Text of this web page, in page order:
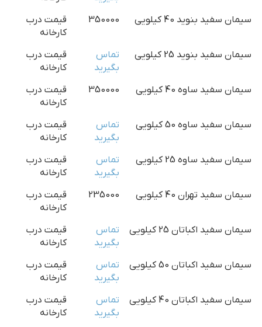
سیمان سفید بنوید 40 کیلویی
350000
قیمت درب
کارخانه
سیمان سفید بنوید 25 کیلویی
تماس
بگیرید
قیمت درب
کارخانه
سیمان سفید ساوه 40 کیلویی
350000
قیمت درب
کارخانه
سیمان سفید ساوه 50 کیلویی
تماس
بگیرید
قیمت درب
کارخانه
سیمان سفید ساوه 25 کیلویی
تماس
بگیرید
قیمت درب
کارخانه
سیمان سفید تهران 40 کیلویی
235000
قیمت درب
کارخانه
سیمان سفید اکباتان 25 کیلویی
تماس
بگیرید
قیمت درب
کارخانه
سیمان سفید اکباتان 50 کیلویی
تماس
بگیرید
قیمت درب
کارخانه
سیمان سفید اکباتان 40 کیلویی
تماس
بگیرید
قیمت درب
کارخانه